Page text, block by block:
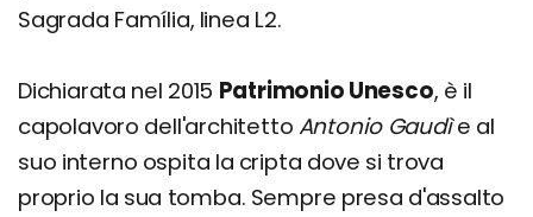
Sagrada Família, linea L2.
Dichiarata nel 2015 Patrimonio Unesco, è il
capolavoro dell'architetto Antonio Gaudìe al
suo interno ospita la cripta dove si trova
proprio la sua tomba. Sempre presa d'assalto